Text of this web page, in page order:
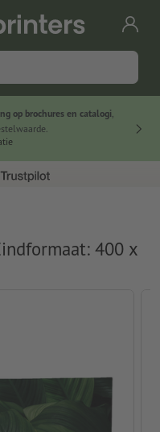
op brochures en catalogi,
400 x